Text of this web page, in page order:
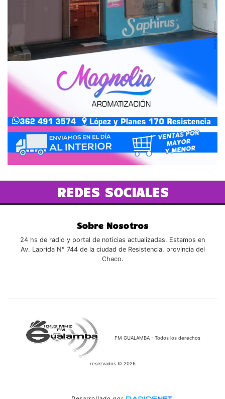
REDES SOCIALES
Sobre Nosotros
24 hs de radio y portal de noticias actualizadas. Estamos en
Av. Laprida N° 744 de la ciudad de Resistencia, provincia del
Chaco.
FM GUALAMBA - Todos los derechos
reservados © 2026